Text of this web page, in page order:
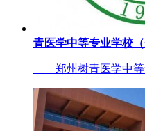
青医学中等专业学校
郑州树青医学中等